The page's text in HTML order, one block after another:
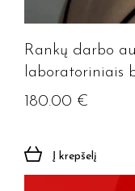
Rankų darbo
laboratoriniais
180.00 €
Į krepšelį